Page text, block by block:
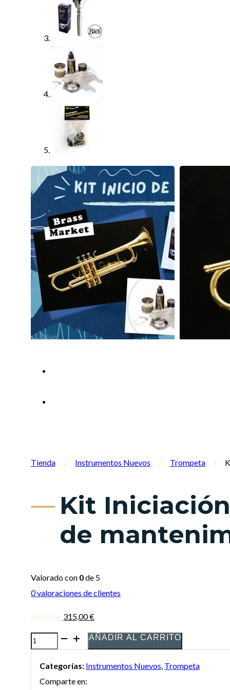
Tienda / Instrumentos Nuevos / Trompeta /
Kit
de
Valorado con 0de 5
0valoraciones de clientes
355,00€ El
original
era:
355,00 €.
315,00€El
precio
actual
es:
Kit
Trompeta
Harlem
AÑADIR AL CARRITO
Categorías: Instrumentos Nuevos Trompeta
Comparte en: